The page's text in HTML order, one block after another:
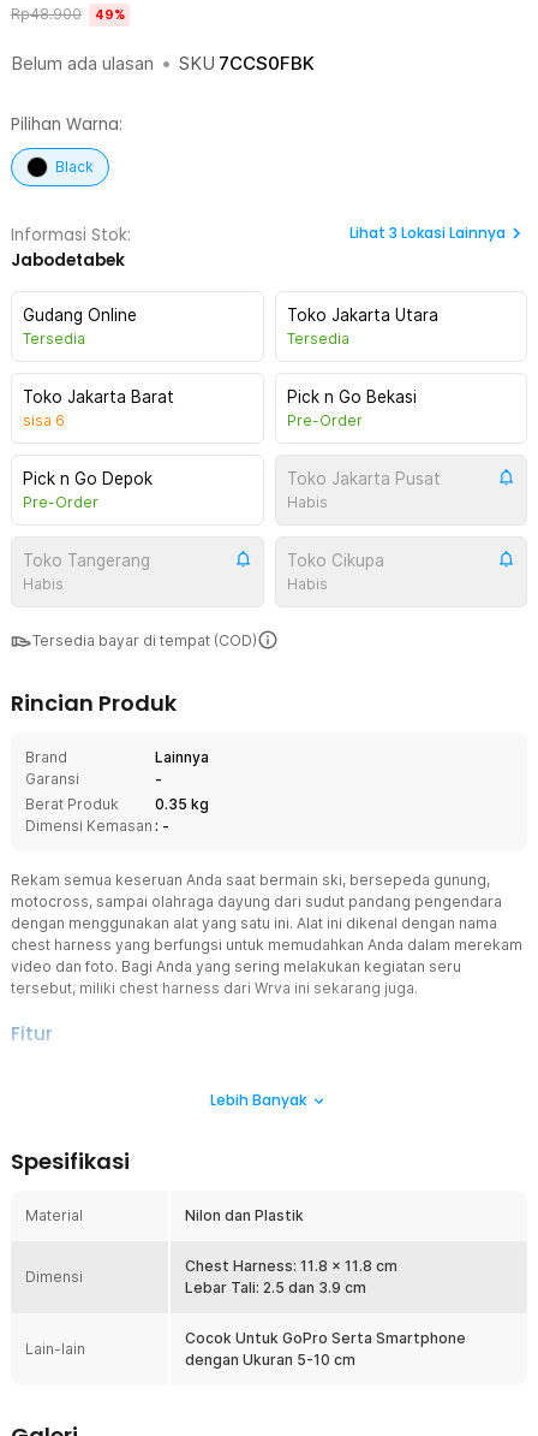
Belum ada ulasan • SKU 7CCS0FBK
Rp48.900 49%
Pilihan Warna:
Black
Informasi Stok:
Jabodetabek
Lihat 3 Lokasi Lainnya
Gudang Online
Tersedia
Toko Jakarta Utara
Tersedia
Toko Jakarta Barat
sisa 6
Pick n Go Bekasi
Pre-Order
Pick n Go Depok
Pre-Order
Toko Jakarta Pusat
Habis
Toko Tangerang
Habis
Toko Cikupa
Habis
Tersedia bayar di tempat (COD)
Rincian Produk
Brand
Lainnya
Garansi
-
Berat Produk
0.35 kg
Dimensi Kemasan : -
Rekam semua keseruan Anda saat bermain ski, bersepeda gunung,
motocross, sampai olahraga dayung dari sudut pandang pengendara
dengan menggunakan alat yang satu ini. Alat ini dikenal dengan nama
chest harness yang berfungsi untuk memudahkan Anda dalam merekam
video dan foto. Bagi Anda yang sering melakukan kegiatan seru
tersebut, miliki chest harness dari Wrva ini sekarang juga.
Fitur
Pasti Anda pernah menyaksikan keseruan sampai kegilaan para
perangkat yang dapat mewujudkan hal tersebut. Hasil rekaman
sosial atau dokumentasi pribadi. Dengan bantuan chest harness ini,
Produk ini memiliki sifat yang elastis sehingga cocok digunakan
maupun kecil dapat menggunakannya dengan sangat mudah dan
nyaman.
tersebut memiliki daya tahan yang baik sehingga sangat cocok
Lebih Banyak
Spesifikasi
Material Nilon dan Plastik
Dimensi
Chest Harness: 11.8 x 11.8 cm
Lebar Tali: 2.5 dan 3.9 cm
Lain-lain
Cocok Untuk GoPro Serta Smartphone
dengan Ukuran 5-10 cm